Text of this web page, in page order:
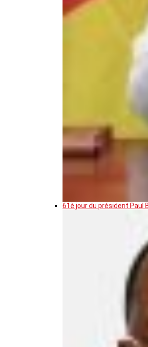
61è jour du président Paul